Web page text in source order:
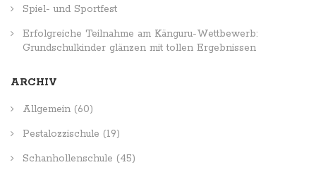
Spiel- und Sportfest
Erfolgreiche Teilnahme am Känguru-Wettbewerb:
Grundschulkinder glänzen mit tollen Ergebnissen
ARCHIV
Allgemein (60)
Pestalozzischule (19)
Schanhollenschule (45)